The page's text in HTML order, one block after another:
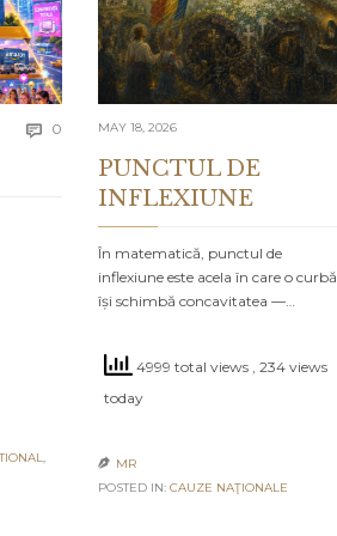
 0 Comments
,
MAY 18, 2026
PUNCTUL DE
INFLEXIUNE
În matematică, punctul de
inflexiune este acela în care o curbă
își schimbă concavitatea —…
4999 total views , 234 views
today
 MR
POSTED IN: CAUZE NAŢIONALE